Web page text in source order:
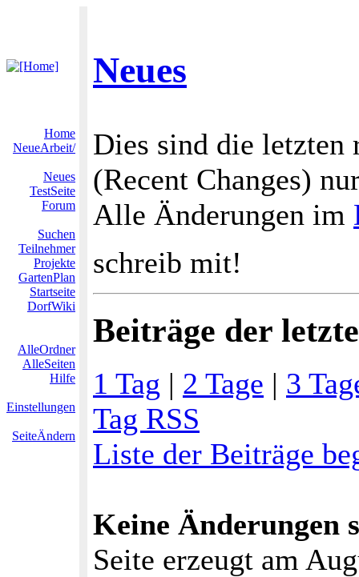
Neues
Home
NeueArbeit/
Neues
TestSeite
Forum
Suchen
Teilnehmer
Projekte
GartenPlan
Startseite
DorfWiki
AlleOrdner
AlleSeiten
Hilfe
Einstellungen
SeiteÄndern
Dies sind die letzten
(Recent Changes)
Alle Änderungen im
schreib mit!
Beiträge der
1 Tag | 2 Tage | 3
Tag RSS
Liste der Beiträge
Keine Änderungen
Seite erzeugt am